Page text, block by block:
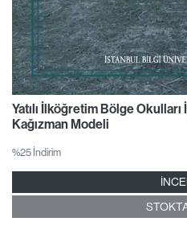
Yatılı İlköğretim Bölge
Kağızman Modeli
%25 İndirim